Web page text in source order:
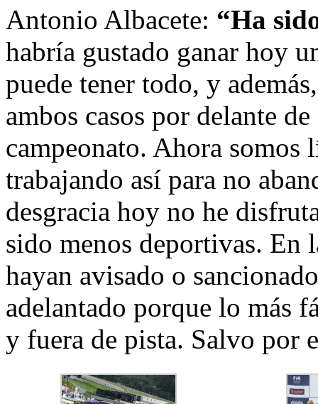
Antonio Albacete: “Ha
habría gustado ganar hoy
puede tener todo, y
ambos casos por delante
campeonato. Ahora somos
trabajando así para no
desgracia hoy no he
sido menos deportivas. En
hayan avisado o
adelantado porque lo más
y fuera de pista. Salvo por